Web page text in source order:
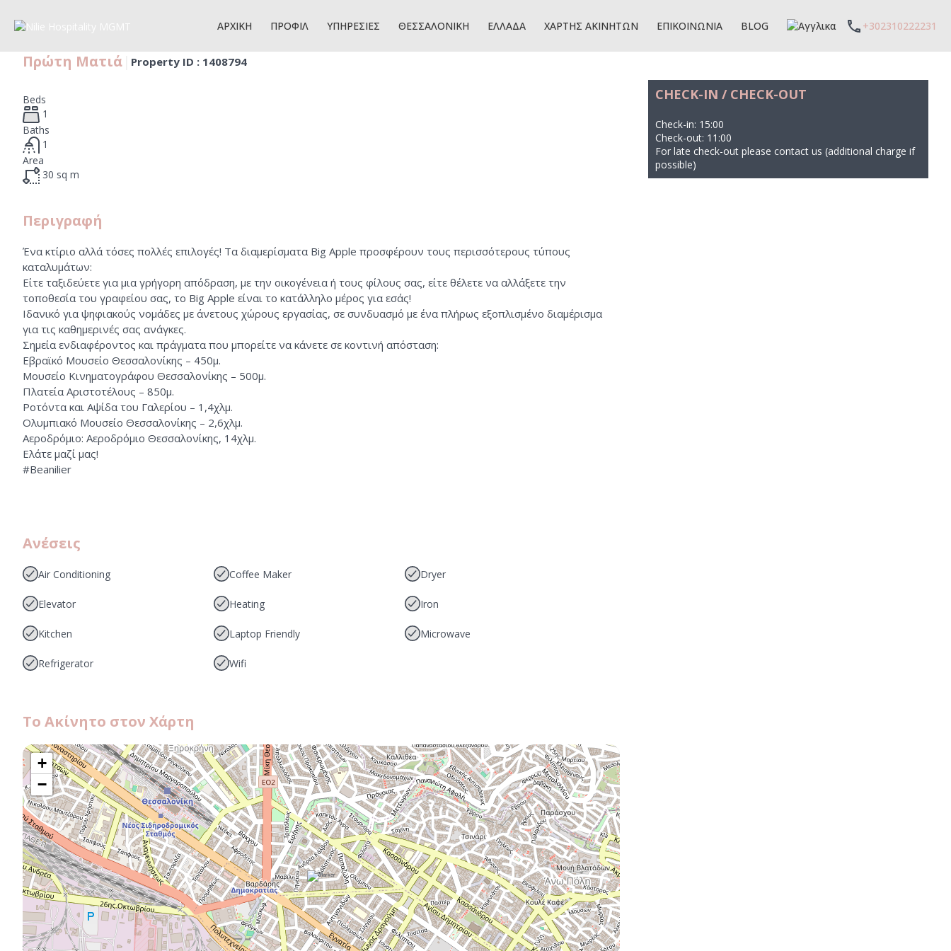
ΑΡΧΙΚΗ ΠΡΟΦΙΛ ΥΠΗΡΕΣΙΕΣ ΘΕΣΣΑΛΟΝΙΚΗ ΕΛΛΑΔΑ ΧΑΡΤΗΣ ΑΚΙΝΗΤΩΝ ΕΠΙΚΟΙΝΩΝΙΑ BLOG
ΑΡΧΙΚΗ ΠΡΟΦΙΛ ΥΠΗΡΕΣΙΕΣ ΘΕΣΣΑΛΟΝΙΚΗ ΕΛΛΑΔΑ ΧΑΡΤΗΣ ΑΚΙΝΗΤΩΝ ΕΠΙΚΟΙΝΩΝΙΑ BLOG +302310222231
Πρώτη Ματιά Property ID : 1408794
Beds
1
Baths
1
Area
30 sq m
Περιγραφή
Ένα κτίριο αλλά τόσες πολλές επιλογές! Τα διαμερίσματα Big Apple προσφέρουν τους περισσότερους τύπους
καταλυμάτων:
Είτε ταξιδεύετε για μια γρήγορη απόδραση, με την οικογένεια ή τους φίλους σας, είτε θέλετε να αλλάξετε την
τοποθεσία του γραφείου σας, το Big Apple είναι το κατάλληλο μέρος για εσάς!
Ιδανικό για ψηφιακούς νομάδες με άνετους χώρους εργασίας, σε συνδυασμό με ένα πλήρως εξοπλισμένο διαμέρισμα
για τις καθημερινές σας ανάγκες.
Σημεία ενδιαφέροντος και πράγματα που μπορείτε να κάνετε σε κοντινή απόσταση:
Εβραϊκό Μουσείο Θεσσαλονίκης – 450μ.
Μουσείο Κινηματογράφου Θεσσαλονίκης – 500μ.
Πλατεία Αριστοτέλους – 850μ.
Ροτόντα και Αψίδα του Γαλερίου – 1,4χλμ.
Ολυμπιακό Μουσείο Θεσσαλονίκης – 2,6χλμ.
Αεροδρόμιο: Αεροδρόμιο Θεσσαλονίκης, 14χλμ.
Ελάτε μαζί μας!
#Beanilier
Ανέσεις
Air Conditioning Coffee Maker Dryer
Elevator Heating Iron
Kitchen Laptop Friendly Microwave
Refrigerator Wifi
Το Ακίνητο στον Χάρτη
+
−
CHECK-IN / CHECK-OUT
Check-in: 15:00
Check-out: 11:00
For late check-out please contact us (additional charge if
possible)